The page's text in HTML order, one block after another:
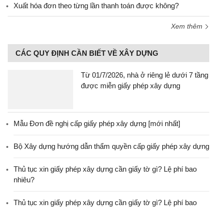
Xuất hóa đơn theo từng lần thanh toán được không?
Xem thêm
CÁC QUY ĐỊNH CẦN BIẾT VỀ XÂY DỰNG
Từ 01/7/2026, nhà ở riêng lẻ dưới 7 tầng
được miễn giấy phép xây dựng
Mẫu Đơn đề nghị cấp giấy phép xây dựng [mới nhất]
Bộ Xây dựng hướng dẫn thẩm quyền cấp giấy phép xây dựng
Thủ tục xin giấy phép xây dựng cần giấy tờ gì? Lệ phí bao
nhiêu?
Thủ tục xin giấy phép xây dựng cần giấy tờ gì? Lệ phí bao